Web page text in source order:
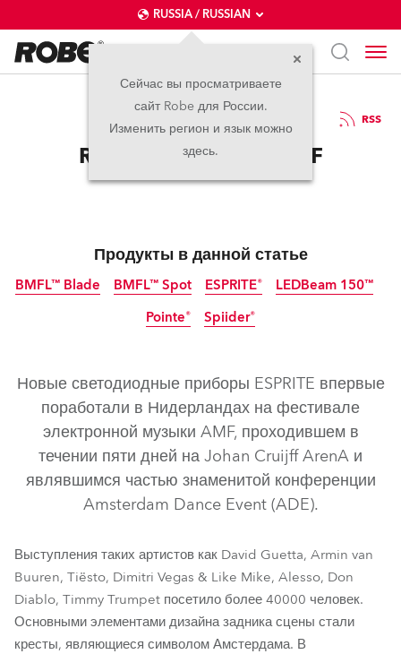
RUSSIA / RUSSIAN
Сейчас вы просматриваете
сайт Robe для России.
Изменить регион и язык можно
здесь.
15.11.2019 RSS
Robe ESPRITES на AMF
Продукты в данной статье
BMFL™ Blade
BMFL™ Blade
прекращено
BMFL™ Spot
BMFL™ Spot
прекращено
ESPRITE®
ESPRITE®
LEDBeam 150™
LEDBeam 150™
Pointe®
Pointe®
Spiider®
Spiider®
Новые светодиодные приборы ESPRITE впервые
поработали в Нидерландах на фестивале
электронной музыки AMF, проходившем в
течении пяти дней на Johan Cruijff ArenA и
являвшимся частью знаменитой конференции
Amsterdam Dance Event (ADE).
Выступления таких артистов как David Guetta, Armin van
Buuren, Tiësto, Dimitri Vegas & Like Mike, Alesso, Don
Diablo, Timmy Trumpet посетило более 40000 человек.
Основными элементами дизайна задника сцены стали
кресты, являющиеся символом Амстердама. В